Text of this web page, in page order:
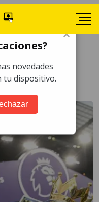
×
novedades
tu dispositivo.